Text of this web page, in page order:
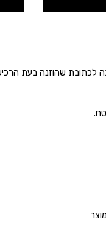
לכתובת שהוזנה בעת